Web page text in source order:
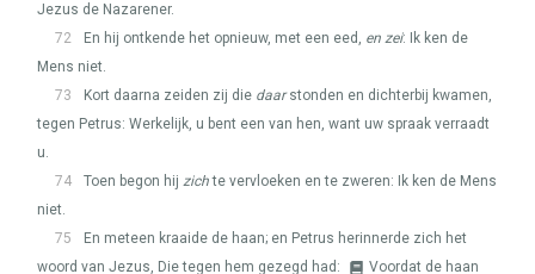
Jezus de Nazarener.
72
En hij ontkende het opnieuw, met een eed, en zei: Ik ken de
Mens niet.
73
Kort daarna zeiden zij die daarstonden en dichterbij kwamen,
tegen Petrus: Werkelijk, u bent een van hen, want uw spraak verraadt
u.
74
Toen begon hij zichte vervloeken en te zweren: Ik ken de Mens
niet.
75
En meteen kraaide de haan; en Petrus herinnerde zich het
woord van Jezus, Die tegen hem gezegd had:
Voordat de haan